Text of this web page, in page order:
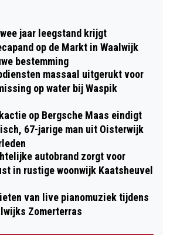
UITGEDEELD BIJ
ONDER INVLOED VAN
MET AUTO OVER DE
BRABANTWEG
jaar leegstand krijgt
op de Markt in Waalwijk
bestemming
massaal uitgerukt voor
op water bij Waspik
op Bergsche Maas eindigt
67-jarige man uit Oisterwijk
autobrand zorgt voor
in rustige woonwijk Kaatsheuvel
van live pianomuziek tijdens
Zomerterras